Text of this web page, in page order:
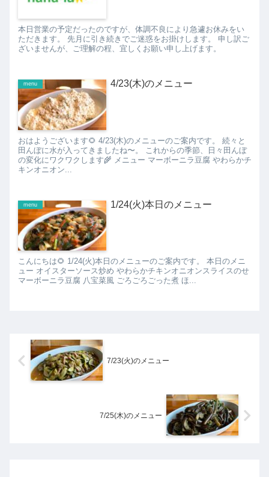
本日営業の予定だったのですが、体調不良により急遽お休みをい
ただきます。 先月に引き続きでご迷惑をお掛けします。 申し訳ご
ざいませんが、ご理解の程、宜しくお願い申し上げます。
menu 4/23(木)のメニュー
おはようございます🌻 4/23(木)のメニューのご案内です。 続々と
田んぼに水が入ってきましたね〜。 これからの季節、日々田んぼ
の変化にワクワクします🌾 メニュー マーボーニラ豆腐 やわらかチ
キンオニオン...
menu 1/24(火)本日のメニュー
こんにちは🌻 1/24(火)本日のメニューのご案内です。 本日のメニ
ュー オイスターソース炒め やわらかチキンオニオンスライスのせ
マーボーニラ豆腐 八宝菜風 ごろごろごった煮 ほ...
7/23(火)のメニュー
7/25(木)のメニュー